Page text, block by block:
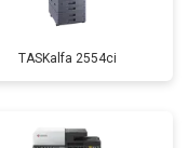
TASKalfa 2554ci